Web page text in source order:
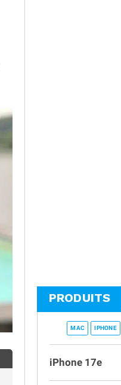
PRODUITS
MAC IPHONE
iPhone 17e